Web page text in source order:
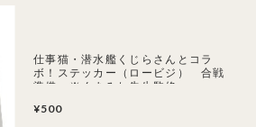
仕事猫・潜水艦くじらさんとコラ
ボ！ステッカー（ロービジ） 合戦
準備 ※くまみね先生監修
¥500